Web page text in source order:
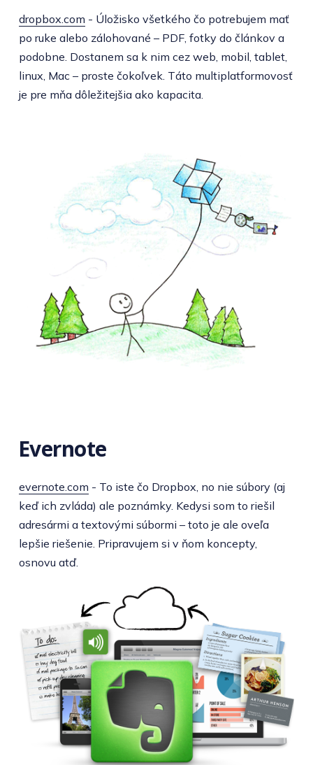
dropbox.com - Úložisko všetkého čo potrebujem mať
po ruke alebo zálohované – PDF, fotky do článkov a
podobne. Dostanem sa k nim cez web, mobil, tablet,
linux, Mac – proste čokoľvek. Táto multiplatformovosť
je pre mňa dôležitejšia ako kapacita.
Evernote
evernote.com - To iste čo Dropbox, no nie súbory (aj
keď ich zvláda) ale poznámky. Kedysi som to riešil
adresármi a textovými súbormi – toto je ale oveľa
lepšie riešenie. Pripravujem si v ňom koncepty,
osnovu atď.